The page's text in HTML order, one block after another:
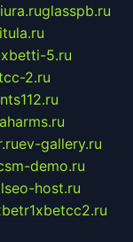
glasspb.ru
5.ru
2.ru
ev-gallery.ru
demo.ru
host.ru